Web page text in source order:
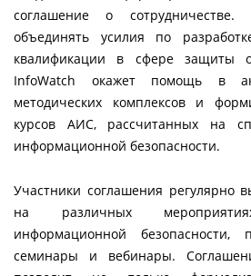
соглашение о
объединять усилия по
квалификации в сфере защиты
InfoWatch окажет помощь в
методических комплексов и
курсов АИС, рассчитанных на
информационной безопасности.
Участники соглашения регулярно
на различных
информационной безопасности,
семинары и вебинары.